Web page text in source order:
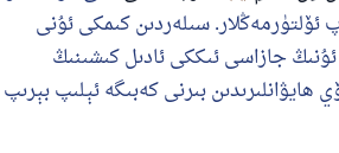
ئۆلتۈرمەڭلار. سىلەردىن كىمكى ئۇنى
جازاسى ئىككى ئادىل كىشىنىڭ
بىرنى كەبىگە ئېلىپ بېرىپ